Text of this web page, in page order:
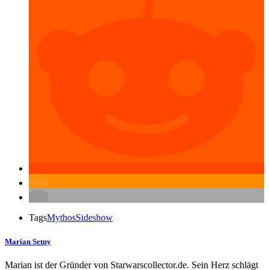
TagsMythosSideshow
Marian Setny
Marian ist der Gründer von Starwarscollector.de. Sein Herz schlägt